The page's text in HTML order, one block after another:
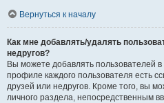
Вернуться к началу
Как мне добавлять/удалять
недругов?
Вы можете добавлять пользователей
профиле каждого пользователя есть
друзей или недругов. Кроме того, вы
личного раздела, непосредственным